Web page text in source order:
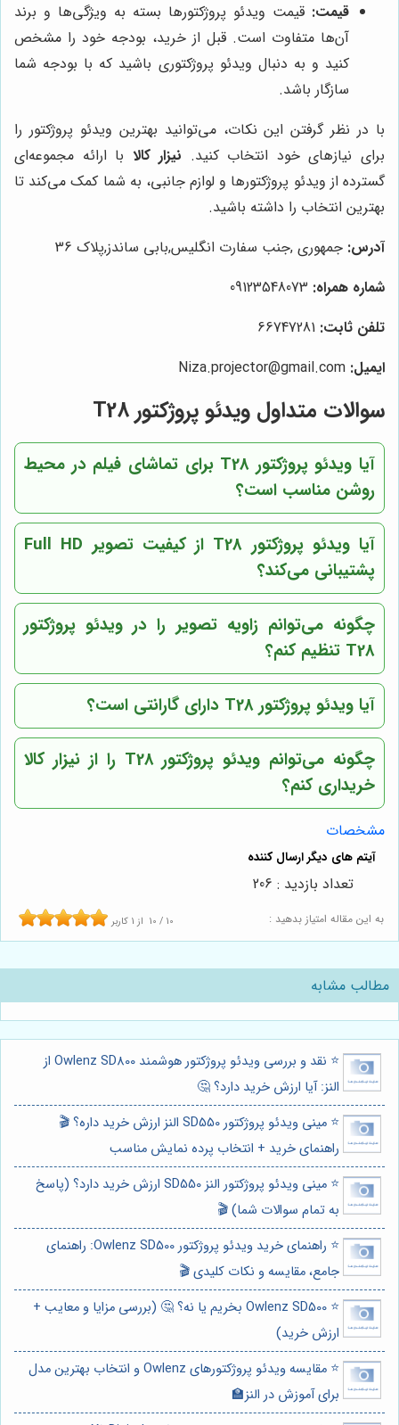
قیمت: قیمت ویدئو پروژکتورها بسته به ویژگی‌ها و برند
آن‌ها متفاوت است. قبل از خرید، بودجه خود را مشخص
کنید و به دنبال ویدئو پروژکتوری باشید که با بودجه شما
سازگار باشد.
با در نظر گرفتن این نکات، می‌توانید بهترین ویدئو پروژکتور را
برای نیازهای خود انتخاب کنید. نیزار کالا با ارائه مجموعه‌ای
گسترده از ویدئو پروژکتورها و لوازم جانبی، به شما کمک می‌کند تا
بهترین انتخاب را داشته باشید.
آدرس: جمهوری ,جنب سفارت انگلیس,بابی ساندز,پلاک 36
شماره همراه:
تلفن ثابت:
ایمیل:
سوالات متداول ویدئو پروژکتور T28
آیا ویدئو پروژکتور T28 برای تماشای فیلم در محیط
روشن مناسب است؟
آیا ویدئو پروژکتور T28 از کیفیت تصویر Full HD
پشتیبانی می‌کند؟
چگونه می‌توانم زاویه تصویر را در ویدئو پروژکتور
T28 تنظیم کنم؟
آیا ویدئو پروژکتور T28 دارای گارانتی است؟
چگونه می‌توانم ویدئو پروژکتور T28 را از
نیزار کالا
خریداری کنم؟
مشخصات
به این مقاله امتیاز بدهید : 10 / 10 از 1 کاربر
تعداد بازدید : 206
مطالب مشابه
⭐️ نقد و بررسی ویدئو پروژکتور هوشمند Owlenz SD800 از
النز: آیا ارزش خرید دارد؟ 🤔
⭐️ مینی ویدئو پروژکتور SD550 النز ارزش خرید داره؟ 🎬
راهنمای خرید + انتخاب پرده نمایش مناسب
⭐️ مینی ویدئو پروژکتور النز SD550 ارزش خرید دارد؟ (پاسخ
به تمام سوالات شما) 🎬
⭐️ راهنمای خرید ویدئو پروژکتور Owlenz SD500: راهنمای
جامع، مقایسه و نکات کلیدی 🎬
⭐️ Owlenz SD500 بخریم یا نه؟ 🤔 (بررسی مزایا و معایب +
ارزش خرید)
⭐️ مقایسه ویدئو پروژکتورهای Owlenz و انتخاب بهترین مدل
برای آموزش در النز🏫